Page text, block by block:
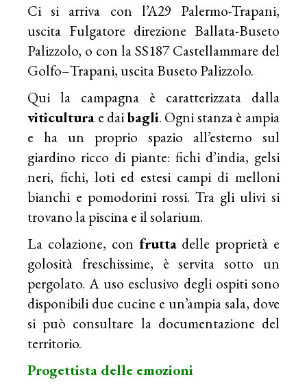
Ci si arriva con l’A29 Palermo-Trapani,
uscita Fulgatore direzione Ballata-Buseto
Palizzolo, o con la SS187 Castellammare del
Golfo–Trapani, uscita Buseto Palizzolo.
Qui la campagna è caratterizzata dalla
viticultura e daibagli. Ogni stanza è ampia
e ha un proprio spazio all’esterno sul
giardino ricco di piante: fichi d’india, gelsi
neri, fichi, loti ed estesi campi di melloni
bianchi e pomodorini rossi. Tra gli ulivi si
trovano la piscina e il solarium.
La colazione, con fruttadelle proprietà e
golosità freschissime, è servita sotto un
pergolato. A uso esclusivo degli ospiti sono
disponibili due cucine e un’ampia sala, dove
si può consultare la documentazione del
territorio.
Progettista delle emozioni